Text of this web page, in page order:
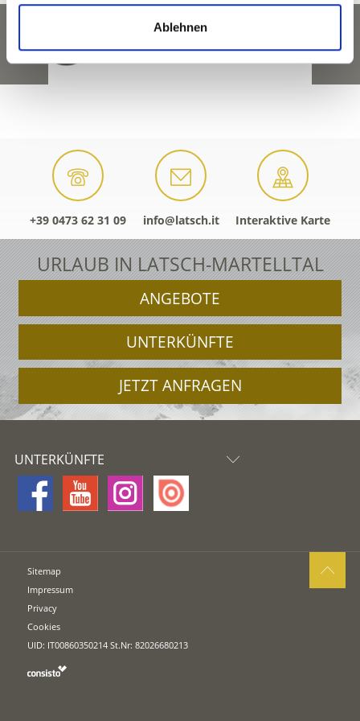
Ablehnen
+39 0473 62 31 09 info@latsch.it Interaktive Karte
URLAUB IN LATSCH-MARTELLTAL
ANGEBOTE
UNTERKÜNFTE
JETZT ANFRAGEN
UNTERKÜNFTE
Sitemap
Impressum
Privacy
Cookies
UID: IT00860350214 St.Nr: 82026680213